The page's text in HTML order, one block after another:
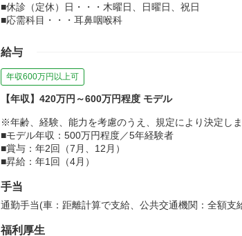
■休診（定休）日・・・木曜日、日曜日、祝日
■応需科目・・・耳鼻咽喉科
給与
年収600万円以上可
【年収】420万円～600万円程度 モデル
※年齢、経験、能力を考慮のうえ、規定により決定しま
■モデル年収：500万円程度／5年経験者
■賞与：年2回（7月、12月）
■昇給：年1回（4月）
手当
通勤手当(車：距離計算で支給、公共交通機関：全額支
福利厚生